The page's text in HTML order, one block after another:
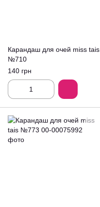
Карандаш для очей miss tais
№710
140 грн